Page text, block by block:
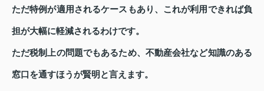
ただ特例が適用されるケースもあり、これが利用できれば負
担が大幅に軽減されるわけです。
ただ税制上の問題でもあるため、不動産会社など知識のある
窓口を通すほうが賢明と言えます。